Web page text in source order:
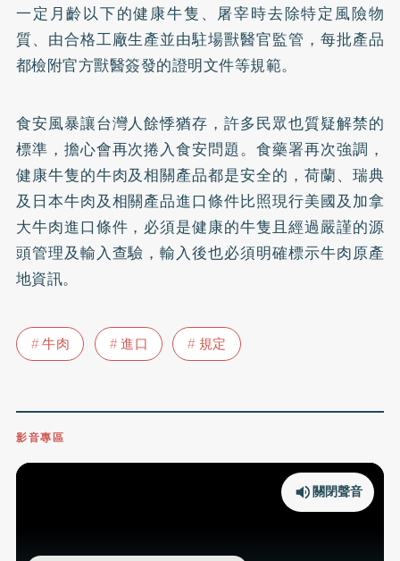
一定月齡以下的健康牛隻、屠宰時去除特定風險物
質、由合格工廠生產並由駐場獸醫官監管，每批產品
都檢附官方獸醫簽發的證明文件等規範。
食安風暴讓台灣人餘悸猶存，許多民眾也質疑解禁的
標準，擔心會再次捲入食安問題。食藥署再次強調，
健康牛隻的牛肉及相關產品都是安全的，荷蘭、瑞典
及日本牛肉及相關產品進口條件比照現行美國及加拿
大牛肉進口條件，必須是健康的牛隻且經過嚴謹的源
頭管理及輸入查驗，輸入後也必須明確標示牛肉原產
地資訊。
牛肉 進口 規定
影音專區
關閉聲音